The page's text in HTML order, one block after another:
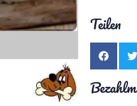
Teilen